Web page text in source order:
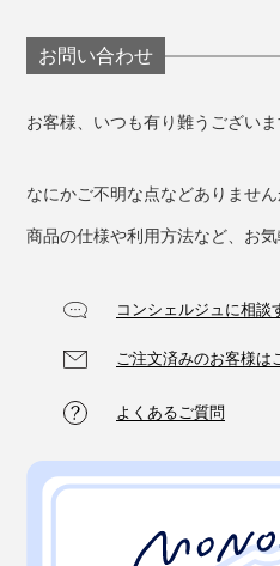
お問い合わせ
お客様、いつも有り難うございま
なにかご不明な点などありません
商品の仕様や利用方法など、お気
コンシェルジュに相談
ご注文済みのお客様は
よくあるご質問